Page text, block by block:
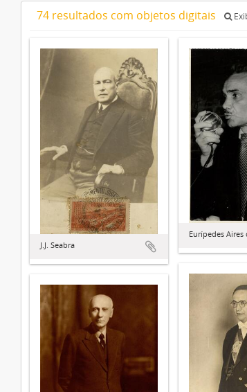
74 resultados com objetos digitais
J.J. Seabra
Eurípedes Aires